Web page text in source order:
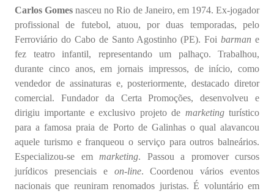
Carlos Gomes nasceu no Rio de Janeiro, em 1974. Ex-jogador
profissional de futebol, atuou, por duas temporadas, pelo
Ferroviário do Cabo de Santo Agostinho (PE). Foibarman e
fez teatro infantil, representando um palhaço. Trabalhou,
durante cinco anos, em jornais impressos, de início, como
vendedor de assinaturas e, posteriormente, destacado diretor
comercial. Fundador da Certa Promoções, desenvolveu e
dirigiu importante e exclusivo projeto de marketingturístico
para a famosa praia de Porto de Galinhas o qual alavancou
aquele turismo e franqueou o serviço para outros balneários.
Especializou-se em marketing. Passou a promover cursos
jurídicos presenciais e on-line. Coordenou vários eventos
nacionais que reuniram renomados juristas. É voluntário em